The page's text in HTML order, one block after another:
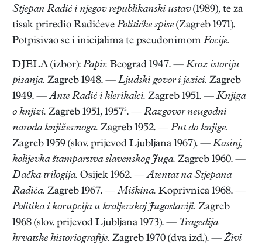
Stjepan Radić i njegov republikanski ustav(1989), te za
tisak priredio Radićeve Političke spise (Zagreb 1971).
Potpisivao se i inicijalima te pseudonimom Focije.
DJELA (izbor): Papir. Beograd 1947. — Kroz istoriju
pisanja. Zagreb 1948. — Ljudski govor i jezici. Zagreb
1949. —Ante Radić i klerikalci. Zagreb 1951. — Knjiga
o knjizi. Zagreb 1951, 1957². — Razgovor neugodni
naroda književnoga. Zagreb 1952. — Put do knjige.
Zagreb 1959 (slov. prijevod Ljubljana 1967). — Kosinj,
kolijevka štamparstva slavenskog Juga. Zagreb 1960. —
Đačka trilogija. Osijek 1962. —Atentat na Stjepana
Radića. Zagreb 1967. —Miškina. Koprivnica 1968. —
Politika i korupcija u kraljevskoj Jugoslaviji. Zagreb
1968 (slov. prijevod Ljubljana 1973). — Tragedija
hrvatske historiografije. Zagreb 1970 (dva izd.). — Živi